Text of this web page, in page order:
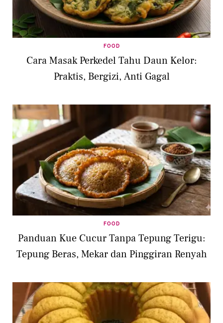
FOOD
Cara Masak Perkedel Tahu Daun Kelor:
Praktis, Bergizi, Anti Gagal
FOOD
Panduan Kue Cucur Tanpa Tepung Terigu:
Tepung Beras, Mekar dan Pinggiran Renyah